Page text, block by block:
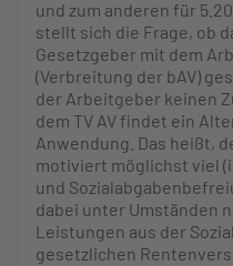
und zum anderen für
stellt sich die Frage, ob
Gesetzgeber mit dem
(Verbreitung der bAV)
der Arbeitgeber keinen
dem TV AV findet ein
Anwendung. Das heißt,
motiviert möglichst viel
und
dabei unter Umständen
Leistungen aus der
gesetzlichen